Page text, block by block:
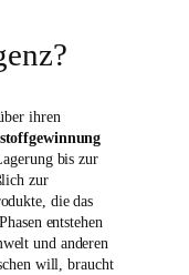
ihren
bis zur
zur
die das
entstehen
und anderen
will, braucht